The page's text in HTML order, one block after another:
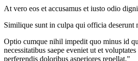
At vero eos et accusamus et iusto odio
Similique sunt in culpa qui officia deserunt
Optio cumque nihil impedit quo minus id
necessitatibus saepe eveniet ut et
perferendis doloribus asperiores repellat."